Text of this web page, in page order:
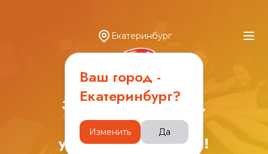
Екатеринбург
Ваш город -
Екатеринбург?
Изменить Да
Зарядись эмоциями,
играя с друзьями в
увлекательные игры!